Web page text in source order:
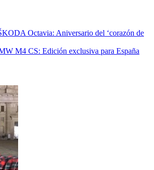
Octavia: Aniversario del ‘corazón de
M4 CS: Edición exclusiva para España